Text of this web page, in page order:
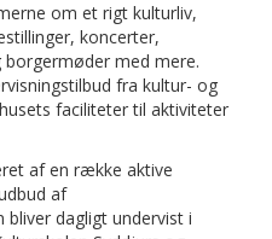
om et rigt kulturliv,
koncerter,
med mere.
fra kultur- og
faciliteter til aktiviteter
af en række aktive
af
dagligt undervist i